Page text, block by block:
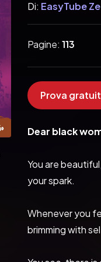
Di: EasyTube
Pagine: 113
Prova
Dear black
You are
your spark.
Whenever you
brimming with